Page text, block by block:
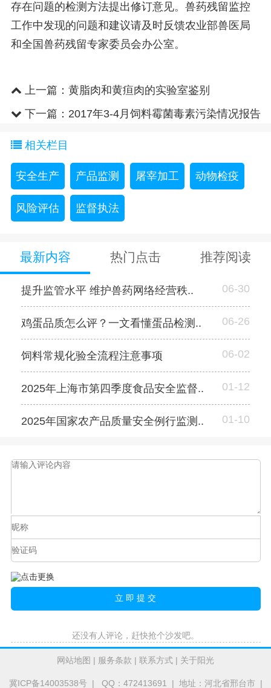
存在问题的检测方法提出修订意见。兽药残留监控
工作中发现的问题和建议请及时反馈农业部兽医局
和全国兽药残留专家委员会办公室。
上一篇： 黄脂肉和黄疸肉的实验室鉴别
下一篇： 2017年3-4月饲料霉菌毒素污染情况报告
相关栏目
安全生产 产品监测 屠宰加工 动物检疫
风险评估 监督执法
最新内容 热门点击 推荐阅读
提升监管水平 维护兽药网络经营秩.. 06-30
鸡蛋品质怎么评？一文看懂蛋品检测.. 06-26
饲料常规化验全流程注意事项 06-02
2025年上海市第四季度食品安全监督.. 01-12
2025年国家农产品质量安全例行监测.. 01-10
还没有人评论，赶快抢个沙发吧。
网站地图 | 服务条款 | 联系方式 | 关于阳光
冀ICP备14003538号| QQ：472413691 | 地址：河北省邢台市 |